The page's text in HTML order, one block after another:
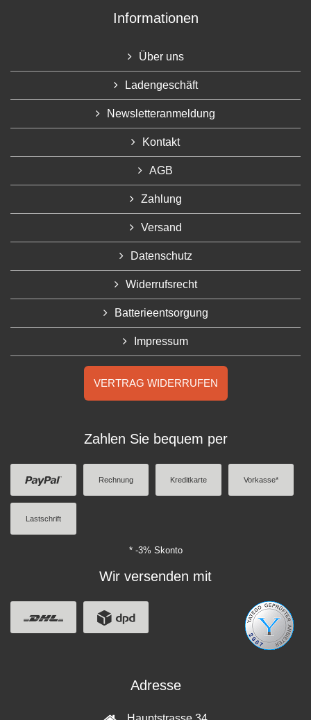
Informationen
Über uns
Ladengeschäft
Newsletteranmeldung
Kontakt
AGB
Zahlung
Versand
Datenschutz
Widerrufsrecht
Batterieentsorgung
Impressum
VERTRAG WIDERRUFEN
Zahlen Sie bequem per
Rechnung Kreditkarte Vorkasse*
Lastschrift
* -3% Skonto
Wir versenden mit
Adresse